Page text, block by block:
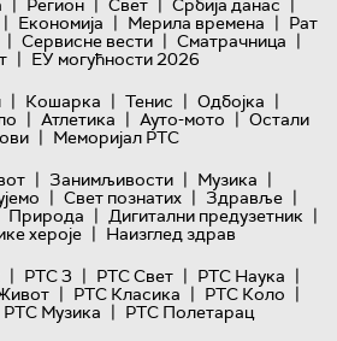
| Регион | Свет | Србија данас |
| Економија | Мерила времена | Рат
| Сервисне вести | Сматрачница |
| ЕУ могућности 2026
| Кошарка | Тенис | Одбојка |
| Атлетика | Ауто-мото | Остали
| Меморијал РТС
| Занимљивости | Музика |
| Свет познатих | Здравље |
Природа | Дигитални предузетник |
хероје | Наизглед здрав
| РТС 3 | РТС Свет | РТС Наука |
| РТС Класика | РТС Коло |
РТС Музика | РТС Полетарац